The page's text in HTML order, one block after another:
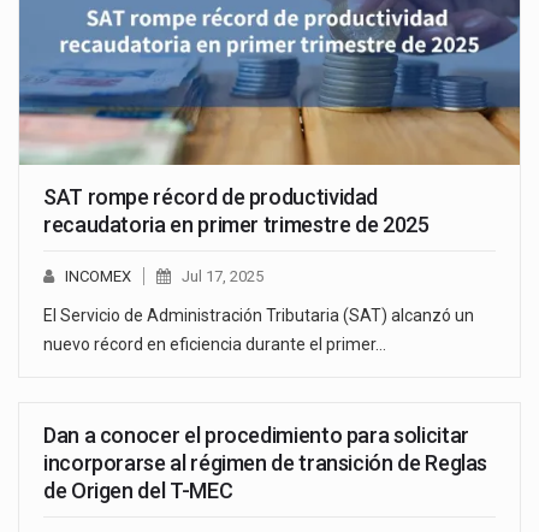
SAT rompe récord de productividad
recaudatoria en primer trimestre de 2025
INCOMEX Jul 17, 2025
El Servicio de Administración Tributaria (SAT) alcanzó un
nuevo récord en eficiencia durante el primer…
Dan a conocer el procedimiento para solicitar
incorporarse al régimen de transición de Reglas
de Origen del T-MEC